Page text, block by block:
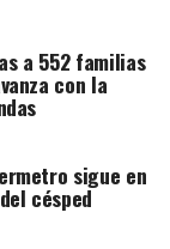
a 552 familias
con la
sigue en
césped